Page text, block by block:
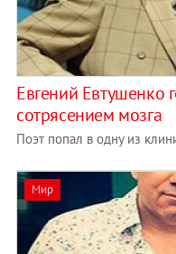
Евгений Евтушенко
сотрясением мозга
Поэт попал в одну из
Мир